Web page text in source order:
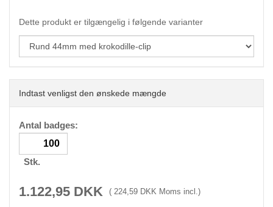
Dette produkt er tilgængelig i følgende varianter
Indtast venligst den ønskede mængde
Antal badges:
Stk.
1.122,95 DKK ( 224,59 DKK Moms incl.)